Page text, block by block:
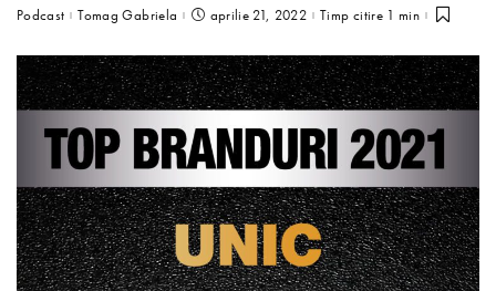
Podcast Tomag Gabriela aprilie 21, 2022 Timp citire 1 min